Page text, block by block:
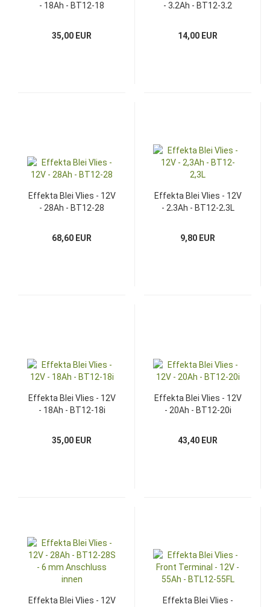
- 18Ah - BT12-18
35,00 EUR
- 3,2Ah - BT12-3,2
14,00 EUR
Effekta Blei Vlies - 12V
- 28Ah - BT12-28
68,60 EUR
Effekta Blei Vlies - 12V
- 2,3Ah - BT12-2,3L
9,80 EUR
Effekta Blei Vlies - 12V
- 18Ah - BT12-18i
35,00 EUR
Effekta Blei Vlies - 12V
- 20Ah - BT12-20i
43,40 EUR
Effekta Blei Vlies - 12V Effekta Blei Vlies -